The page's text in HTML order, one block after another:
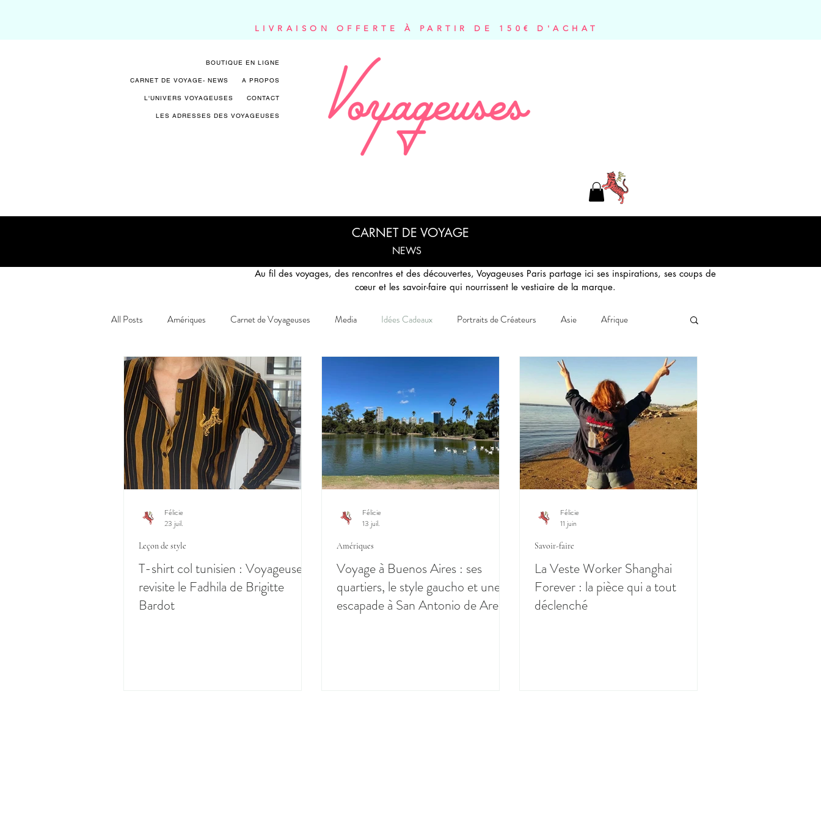
LIVRAISON OFFERTE À PARTIR DE 150€ D'ACHAT
BOUTIQUE EN LIGNE
CARNET DE VOYAGE- NEWS A PROPOS
L'UNIVERS VOYAGEUSES CONTACT
LES ADRESSES DES VOYAGEUSES
CARNET DE VOYAGE
NEWS
Au fil des voyages, des rencontres et des découvertes, Voyageuses Paris partage ici ses inspirations, ses coups de
cœur et les savoir-faire qui nourrissent le vestiaire de la marque.
All Posts Amériques Carnet de Voyageuses Media Idées Cadeaux Portraits de Créateurs Asie Afrique
Savoir-faire Leçon de style Chine
T-shirt col tunisien : Voyageuses
revisite le Fadhila de Brigitte
Bardot
Leçon de style
Félicie
23 juil.
Voyage à Buenos Aires : ses
quartiers, le style gaucho et une
escapade à San Antonio de Areco
Amériques
Félicie
13 juil.
La Veste Worker Shanghai
Forever : la pièce qui a tout
déclenché
Savoir-faire
Félicie
11 juin